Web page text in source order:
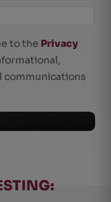
to the Privacy
communications